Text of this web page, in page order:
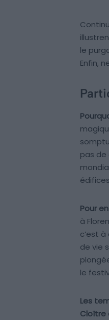
le
Enfin,
pas de
Pour
à
c’est
de vie
le
Les
Cloître